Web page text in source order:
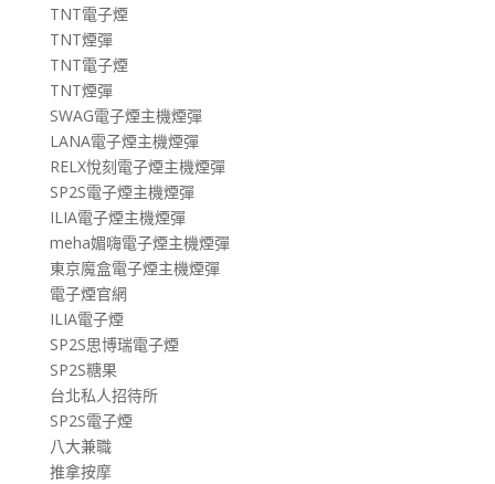
TNT電子煙
TNT煙彈
TNT電子煙
TNT煙彈
SWAG電子煙主機煙彈
LANA電子煙主機煙彈
RELX悅刻電子煙主機煙彈
SP2S電子煙主機煙彈
ILIA電子煙主機煙彈
meha媚嗨電子煙主機煙彈
東京魔盒電子煙主機煙彈
電子煙官網
ILIA電子煙
SP2S思博瑞電子煙
SP2S糖果
台北私人招待所
SP2S電子煙
八大兼職
推拿按摩